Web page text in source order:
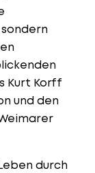
Kurt Korff
und den
durch